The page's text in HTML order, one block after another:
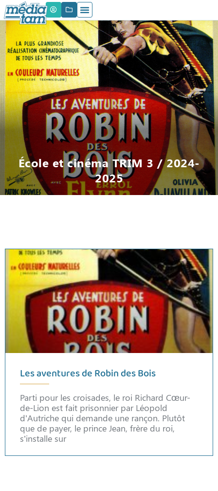
École et cinéma TRIM 3 / 2024-
2025
Les aventures de Robin des Bois
Parti pour les croisades, le roi Richard Cœur-
de-Lion est fait prisonnier par Léopold
d’Autriche qui demande une rançon. Plutôt
que de payer, le prince Jean, frère du roi,
s’installe sur